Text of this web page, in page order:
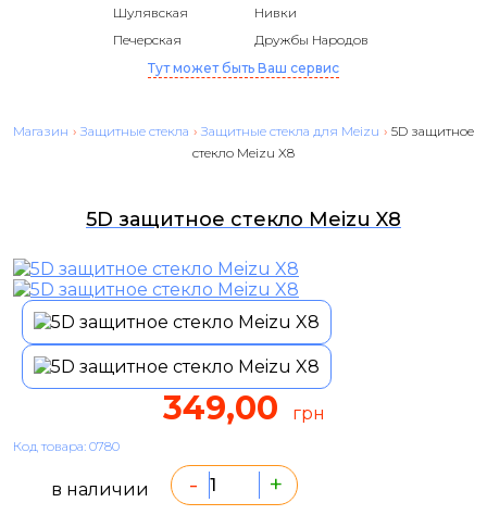
Шулявская
Нивки
Печерская
Дружбы Народов
Тут может быть Ваш сервис
Магазин › Защитные стекла › Защитные стекла для Meizu › 5D защитное
стекло Meizu X8
5D защитное стекло Meizu X8
349,00 грн
Код товара: 0780
в наличии - +